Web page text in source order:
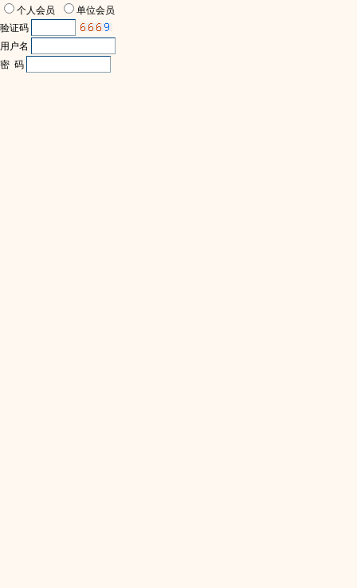
个人会员
单位会员
验证码
用户名
密 码